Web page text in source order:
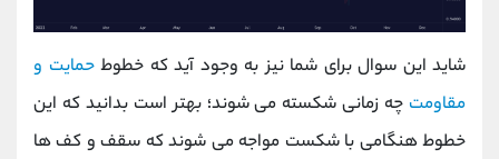
شاید این سوال برای شما نیز به وجود آید که خطوطحمایت و
مقاومت چه زمانی شکسته می شوند؛ بهتر است بدانید که این
خطوط هنگامی با شکست مواجه می شوند که سقف و کف ها